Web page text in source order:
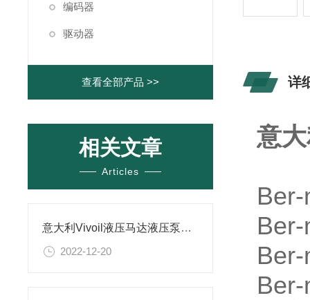
编码器
驱动器
查看全部产品 >>
相关文章
Articles
意大利Vivoil液压马达液压泵特点介绍
2022-12-20
详
意